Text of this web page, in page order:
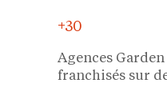
+30
Agences
franchisés sur